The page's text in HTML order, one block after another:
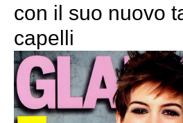
con il suo nuovo
capelli